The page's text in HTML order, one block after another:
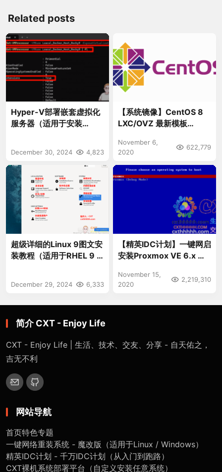
Related posts
Hyper-V部署嵌套虚拟化
服务器（适用于安装
December 30, 2024 4,823
【系统镜像】CentOS 8
LXC/OVZ 最新模板
化）
November 6,
2020
622,779
超级详细的Linux 9图文安
装教程（适用于RHEL 9 /
December 29, 2024 6,333
【精英IDC计划】一键网启
安装Proxmox VE 6.x 菜
November 15,
2020
2,219,310
简介 CXT - Enjoy Life
CXT - Enjoy Life | 生活、技术、交友、分享 - 自天佑之，
吉无不利
网站导航
首页特色专题
一键网络重装系统 - 魔改版（适用于Linux / Windows）
精英IDC计划 - 千万IDC计划（从入门到跑路）
CXT裸机系统部署平台（自定义安装任意系统）